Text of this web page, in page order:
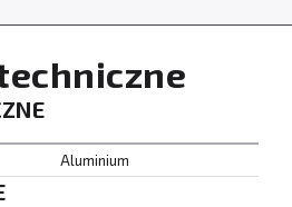
Aluminium